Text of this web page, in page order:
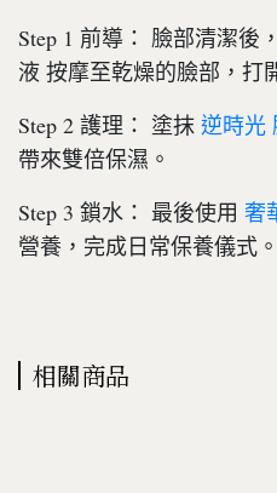
Step 1 前導： 臉部清潔後
液 按摩至乾燥的臉部，打
Step 2 護理： 塗抹 逆時光
帶來雙倍保濕。
Step 3 鎖水： 最後使用 奢
營養，完成日常保養儀式。
相關商品